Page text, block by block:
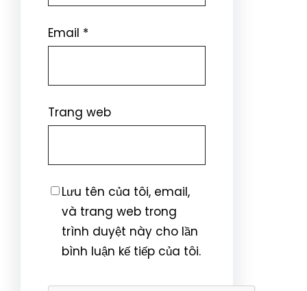
Email *
Trang web
Lưu tên của tôi, email,
và trang web trong
trình duyệt này cho lần
bình luận kế tiếp của tôi.